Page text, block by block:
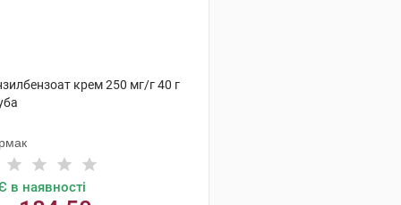
крем 250 мг/г 40 г
в наявності